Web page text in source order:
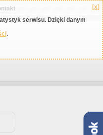
[x]
serwisu. Dzięki danym
.